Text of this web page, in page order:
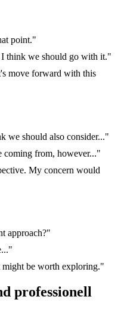
point."
I think we should go with it."
move forward with this
we should also consider..."
coming from, however..."
My concern would
approach?"
be worth exploring."
professionell